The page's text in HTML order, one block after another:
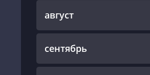
август
сентябрь